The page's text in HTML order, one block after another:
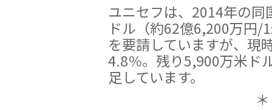
ユニセフは、2014年の
ドル（約62億6,200万円/
を要請していますが、現
4.8％。残り5,900万米ド
足しています。